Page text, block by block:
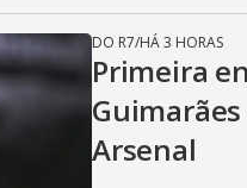
DO R7/HÁ 3 HORAS
Primeira
Arsenal